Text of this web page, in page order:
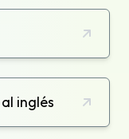
inglés